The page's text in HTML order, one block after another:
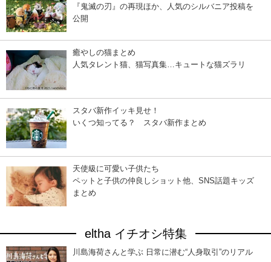
『鬼滅の刃』の再現ほか、人気のシルバニア投稿を
公開
癒やしの猫まとめ
人気タレント猫、猫写真集…キュートな猫ズラリ
スタバ新作イッキ見せ！
いくつ知ってる？ スタバ新作まとめ
天使級に可愛い子供たち
ペットと子供の仲良しショット他、SNS話題キッズ
まとめ
eltha イチオシ特集
川島海荷さんと学ぶ 日常に潜む“人身取引”のリアル